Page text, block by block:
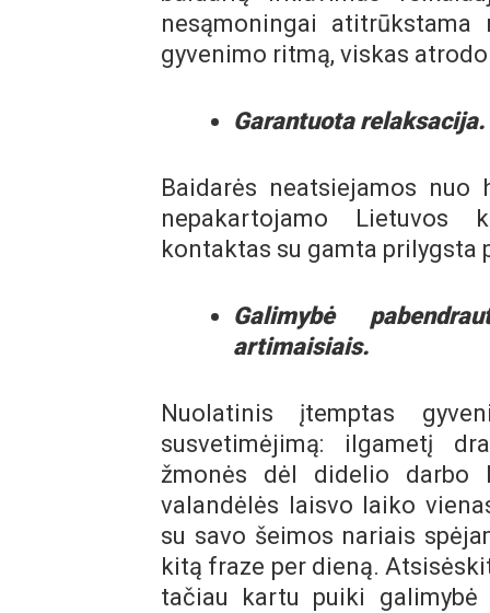
nesąmoningai
gyvenimo ritmą, viskas
Garantuota relaksacija.
Baidarės neatsiejamos
nepakartojamo Lietuvos
kontaktas su gamta
Galimybė
artimaisiais.
Nuolatinis įtemptas
susvetimėjimą: ilgametį
žmonės dėl didelio darbo
valandėlės laisvo laiko
su savo šeimos nariais
kitą fraze per dieną.
tačiau kartu puiki